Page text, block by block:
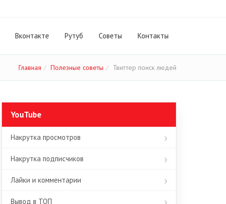
Вконтакте Рутуб Cоветы Контакты
Главная Полезные советы Твиттер поиск людей
YouTube
Накрутка просмотров
Накрутка подписчиков
Лайки и комментарии
Вывод в ТОП